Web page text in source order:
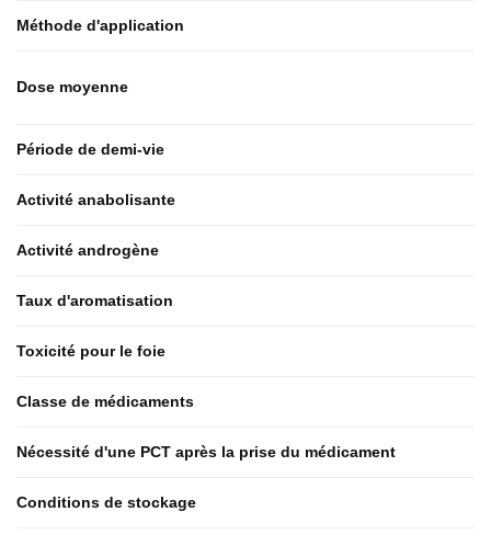
Méthode d'application
Dose moyenne
Période de demi-vie
Activité anabolisante
Activité androgène
Taux d'aromatisation
Toxicité pour le foie
Classe de médicaments
Nécessité d'une PCT après la prise du médicament
Conditions de stockage